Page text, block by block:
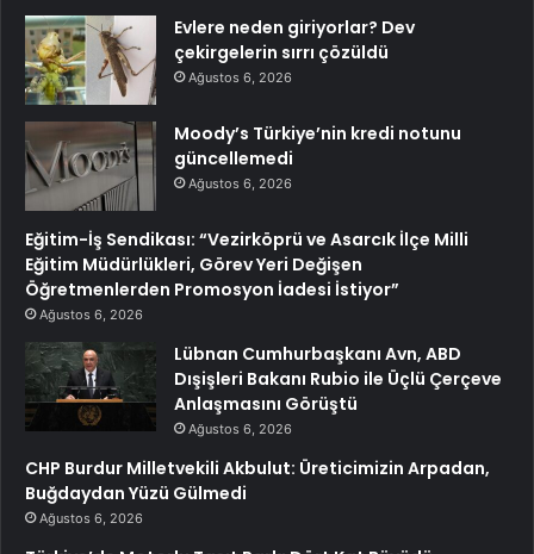
Evlere neden giriyorlar? Dev
çekirgelerin sırrı çözüldü
Ağustos 6, 2026
Moody’s Türkiye’nin kredi notunu
güncellemedi
Ağustos 6, 2026
Eğitim-İş Sendikası: “Vezirköprü ve Asarcık İlçe Milli
Eğitim Müdürlükleri, Görev Yeri Değişen
Öğretmenlerden Promosyon İadesi İstiyor”
Ağustos 6, 2026
Lübnan Cumhurbaşkanı Avn, ABD
Dışişleri Bakanı Rubio ile Üçlü Çerçeve
Anlaşmasını Görüştü
Ağustos 6, 2026
CHP Burdur Milletvekili Akbulut: Üreticimizin Arpadan,
Buğdaydan Yüzü Gülmedi
Ağustos 6, 2026